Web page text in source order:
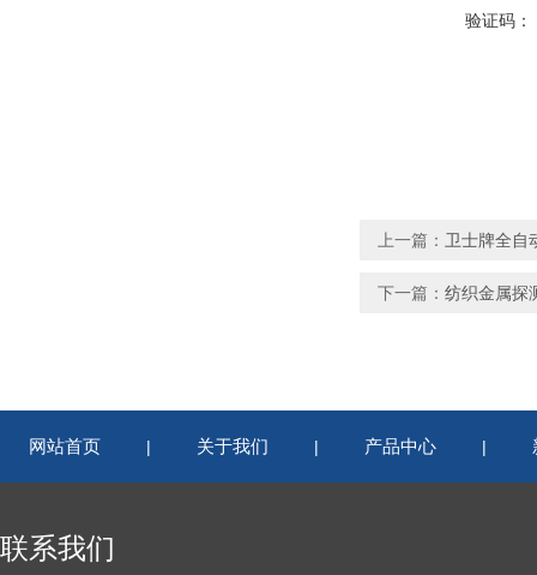
验证码：
上一篇： 卫士牌全自
下一篇： 纺织金属探
网站首页 | 关于我们 | 产品中心 |
联系我们